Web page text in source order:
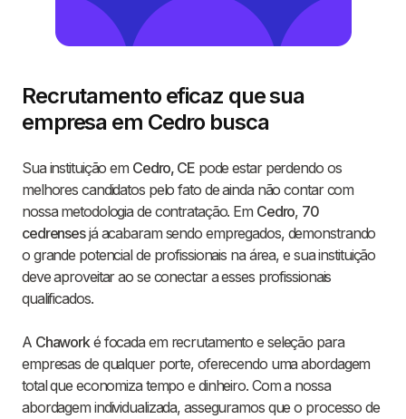
Recrutamento eficaz que sua
empresa em Cedro busca
Sua instituição em Cedro, CEpode estar perdendo os
melhores candidatos pelo fato de ainda não contar com
nossa metodologia de contratação. Em Cedro, 70
cedrensesjá acabaram sendo empregados, demonstrando
o grande potencial de profissionais na área, e sua instituição
deve aproveitar ao se conectar a esses profissionais
qualificados.
A Chaworké focada em recrutamento e seleção para
empresas de qualquer porte, oferecendo uma abordagem
total que economiza tempo e dinheiro. Com a nossa
abordagem individualizada, asseguramos que o processo de